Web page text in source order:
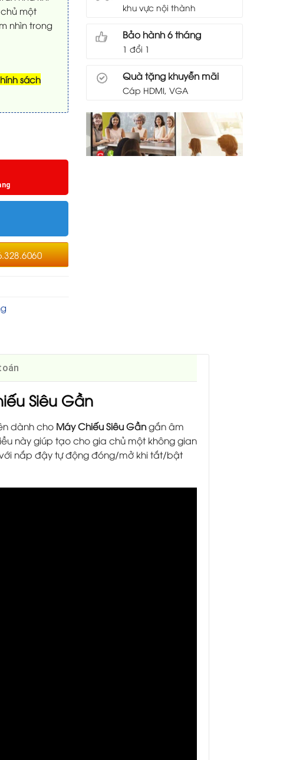
một
nhìn trong
sách
Chiếu Siêu Gần số lượng
khu vực nội thành
Bảo hành 6 tháng
1 đổi 1
Quà tặng khuyễn mãi
Cáp HDMI, VGA
Siêu Gần
dành cho Máy Chiếu Siêu Gầngắn âm
này giúp tạo cho gia chủ một không gian
nắp đậy tự động đóng/mở khi tắt/bật